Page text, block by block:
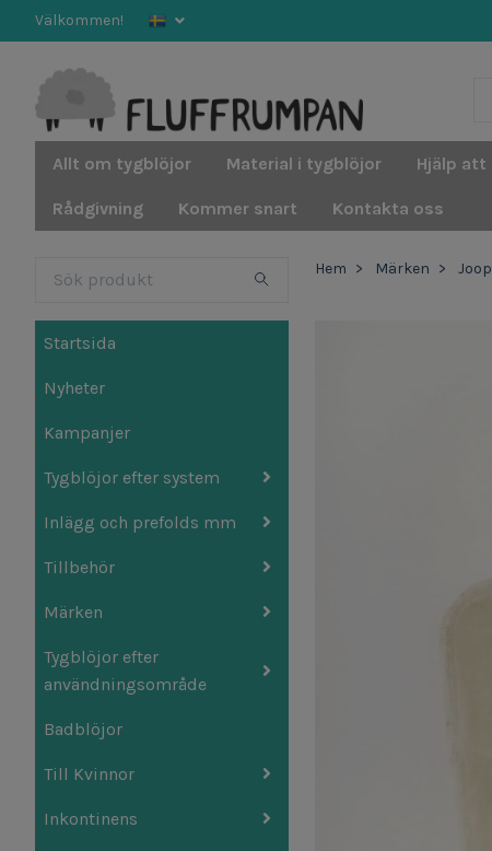
Välkommen!
Allt om tygblöjor Material i tygblöjor Hjälp
Rådgivning Kommer snart Kontakta oss
Startsida
Nyheter
Kampanjer
Tygblöjor efter system
Inlägg och prefolds mm
Tillbehör
Märken
Tygblöjor efter
användningsområde
Badblöjor
Till Kvinnor
Inkontinens
Hem Märken